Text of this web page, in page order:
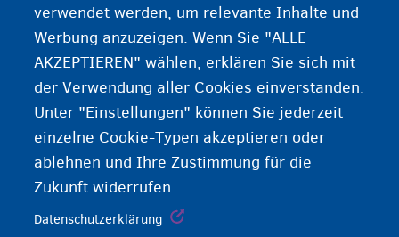
verwendet werden, um relevante Inhalte und
Werbung anzuzeigen. Wenn Sie "ALLE
AKZEPTIEREN" wählen, erklären Sie sich mit
der Verwendung aller Cookies einverstanden.
Unter "Einstellungen" können Sie jederzeit
einzelne Cookie-Typen akzeptieren oder
ablehnen und Ihre Zustimmung für die
Zukunft widerrufen.
Datenschutzerklärung